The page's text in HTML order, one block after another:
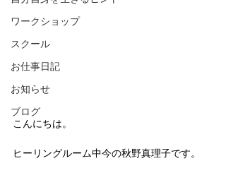
ワークショップ
スクール
お仕事日記
お知らせ
ブログ
こんにちは。
ヒーリングルーム中今の秋野真理子です。